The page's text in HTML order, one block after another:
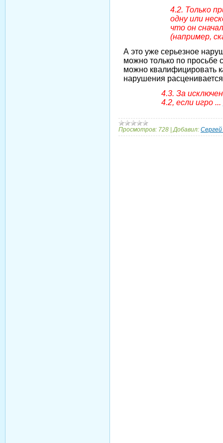
4.2. Только
одну или
что он
(например,
А это уже серьезное
можно только по просьбе
можно квалифицировать
нарушения
4.3. За
4.2, если игро ...
Просмотров: 728 |Добавил: